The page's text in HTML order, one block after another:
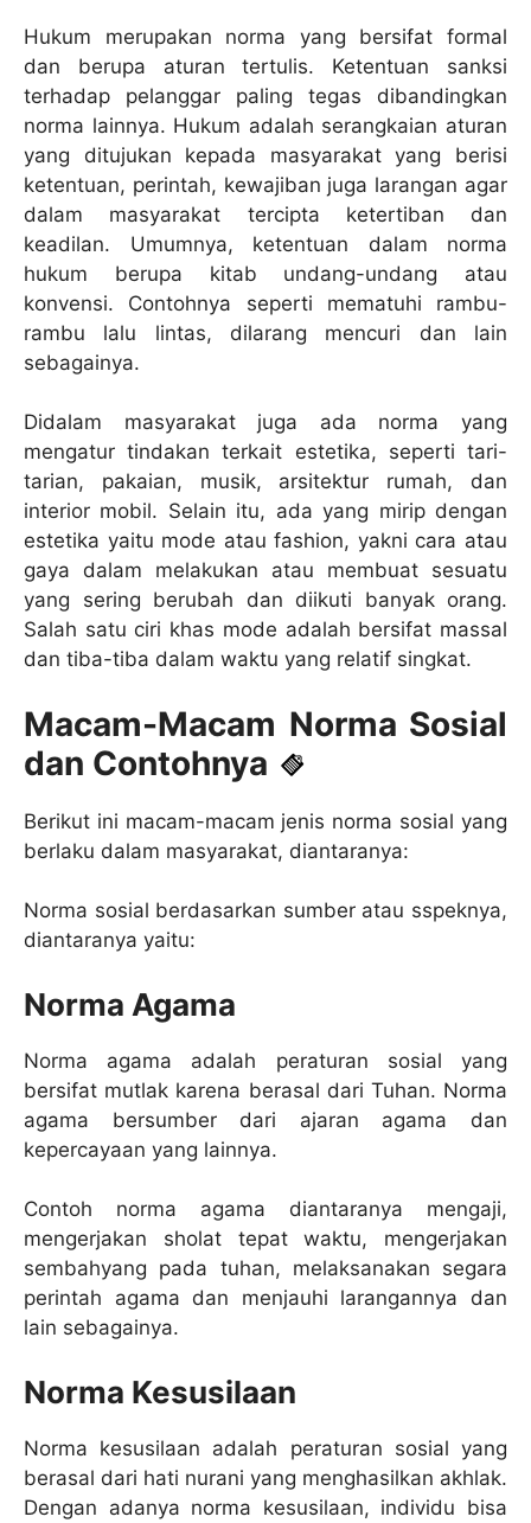
Hukum merupakan norma yang bersifat formal
dan berupa aturan tertulis. Ketentuan sanksi
terhadap pelanggar paling tegas dibandingkan
norma lainnya. Hukum adalah serangkaian aturan
yang ditujukan kepada masyarakat yang berisi
ketentuan, perintah, kewajiban juga larangan agar
dalam masyarakat tercipta ketertiban dan
keadilan. Umumnya, ketentuan dalam norma
hukum berupa kitab undang-undang atau
konvensi. Contohnya seperti mematuhi rambu-
rambu lalu lintas, dilarang mencuri dan lain
sebagainya.
Didalam masyarakat juga ada norma yang
mengatur tindakan terkait estetika, seperti tari-
tarian, pakaian, musik, arsitektur rumah, dan
interior mobil. Selain itu, ada yang mirip dengan
estetika yaitu mode atau fashion, yakni cara atau
gaya dalam melakukan atau membuat sesuatu
yang sering berubah dan diikuti banyak orang.
Salah satu ciri khas mode adalah bersifat massal
dan tiba-tiba dalam waktu yang relatif singkat.
Macam-Macam Norma Sosial
dan Contohnya
Berikut ini macam-macam jenis norma sosial yang
berlaku dalam masyarakat, diantaranya:
Norma sosial berdasarkan sumber atau sspeknya,
diantaranya yaitu:
Norma Agama
Norma agama adalah peraturan sosial yang
bersifat mutlak karena berasal dari Tuhan. Norma
agama bersumber dari ajaran agama dan
kepercayaan yang lainnya.
Contoh norma agama diantaranya mengaji,
mengerjakan sholat tepat waktu, mengerjakan
sembahyang pada tuhan, melaksanakan segara
perintah agama dan menjauhi larangannya dan
lain sebagainya.
Norma Kesusilaan
Norma kesusilaan adalah peraturan sosial yang
berasal dari hati nurani yang menghasilkan akhlak.
Dengan adanya norma kesusilaan, individu bisa